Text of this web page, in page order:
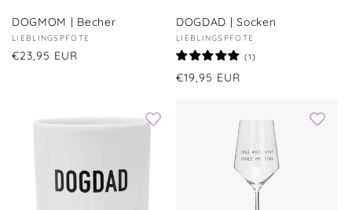
DOGMOM | Becher
Anbieter:
LIEBLINGSPFOTE
Normaler
€23,95 EUR
DOGDAD | Socken
Anbieter:
LIEBLINGSPFOTE
(1)1
Normaler
€19,95 EUR